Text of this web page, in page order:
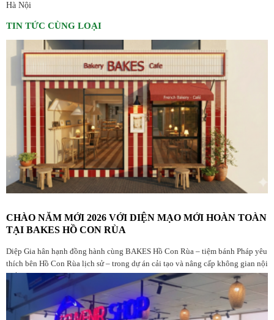
Hà Nội
TIN TỨC CÙNG LOẠI
CHÀO NĂM MỚI 2026 VỚI DIỆN MẠO MỚI HOÀN TOÀN
TẠI BAKES HỒ CON RÙA
Diệp Gia hân hạnh đồng hành cùng BAKES Hồ Con Rùa – tiệm bánh Pháp yêu
thích bên Hồ Con Rùa lịch sử – trong dự án cải tạo và nâng cấp không gian nội
thất